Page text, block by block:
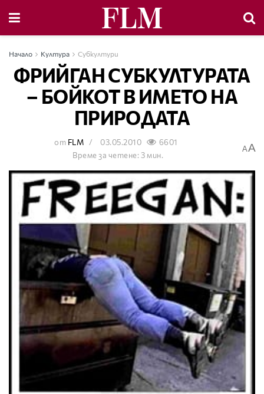
Начало Култура Субкултури
ФРИЙГАН СУБКУЛТУРАТА
– БОЙКОТ В ИМЕТО НА
ПРИРОДАТА
от FLM 03.05.2010
6601
Време за четене: 3 мин.
AA